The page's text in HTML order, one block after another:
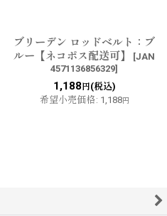
ブリーデン ロッドベルト：ブ
ルー【ネコポス配送可】
[JAN
4571136856329]
1,188 円(税込)
希望小売価格: 1,188円